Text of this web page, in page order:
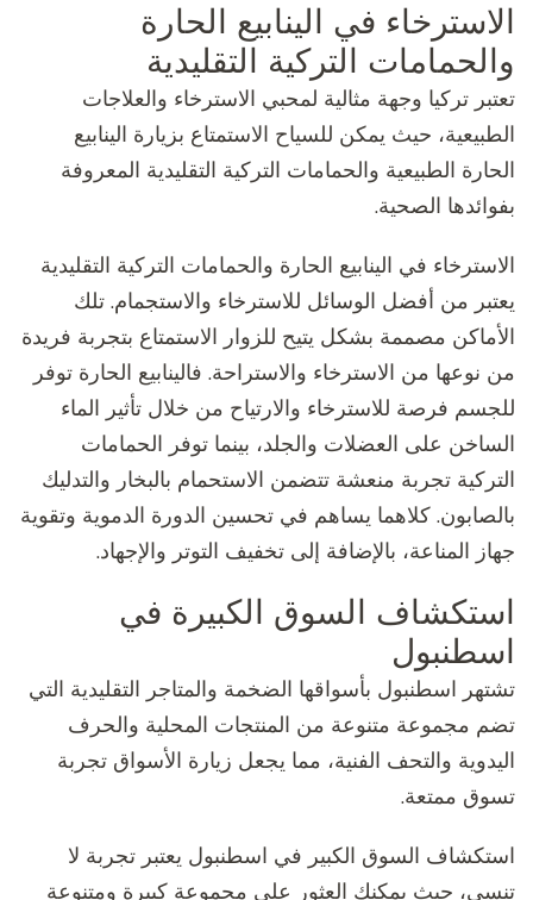
الاسترخاء في الينابيع الحارة
والحمامات التركية التقليدية
تعتبر تركيا وجهة مثالية لمحبي الاسترخاء والعلاجات
الطبيعية، حيث يمكن للسياح الاستمتاع بزيارة الينابيع
الحارة الطبيعية والحمامات التركية التقليدية المعروفة
بفوائدها الصحية.
الاسترخاء في الينابيع الحارة والحمامات التركية التقليدية
يعتبر من أفضل الوسائل للاسترخاء والاستجمام. تلك
الأماكن مصممة بشكل يتيح للزوار الاستمتاع بتجربة فريدة
من نوعها من الاسترخاء والاستراحة. فالينابيع الحارة توفر
للجسم فرصة للاسترخاء والارتياح من خلال تأثير الماء
الساخن على العضلات والجلد، بينما توفر الحمامات
التركية تجربة منعشة تتضمن الاستحمام بالبخار والتدليك
بالصابون. كلاهما يساهم في تحسين الدورة الدموية وتقوية
جهاز المناعة، بالإضافة إلى تخفيف التوتر والإجهاد.
استكشاف السوق الكبيرة في
اسطنبول
تشتهر اسطنبول بأسواقها الضخمة والمتاجر التقليدية التي
تضم مجموعة متنوعة من المنتجات المحلية والحرف
اليدوية والتحف الفنية، مما يجعل زيارة الأسواق تجربة
تسوق ممتعة.
استكشاف السوق الكبير في اسطنبول يعتبر تجربة لا
تنسى، حيث يمكنك العثور على مجموعة كبيرة ومتنوعة